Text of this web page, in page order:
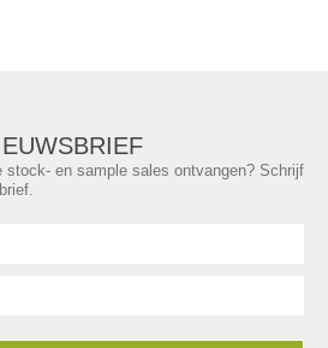
stock- en sample sales ontvangen? Schrijf